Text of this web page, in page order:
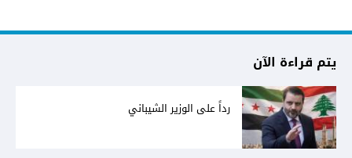
يتم قراءة الآن
رداً على الوزير الشيباني